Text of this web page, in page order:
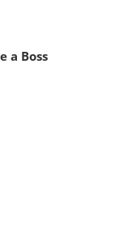
a Boss